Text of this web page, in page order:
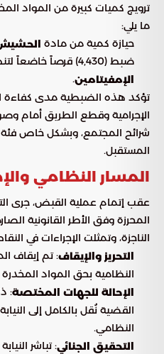
ترويج كميات كبيرة من المواد
ما يلي:
حيازة كمية من مادة
ضبط (4,430) قرصاً خاضعاً لتنظيم التداول الطبي من مادة
الإمفيتامين.
تؤكد هذه الضبطية مدى كفاءة
الإجرامية وقطع الطريق أمام
شرائح المجتمع، وبشكل خاص فئة
المستقبل.
المسار النظامي
عقب إتمام عملية القبض، جرى
المحرزة وفق الأطر القانونية
الناجزة، وتمثلت الإجراءات في
التحريز والإيقاف: تم إيقاف
النظامية بحق المواد
الإحالة للجهات المختصة:
القضية نُقل بالكامل إلى
النظامي.
التحقيق الجنائي: تباشر